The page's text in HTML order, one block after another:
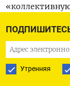
Утренняя
и добиться
Накануне, 23
рамках